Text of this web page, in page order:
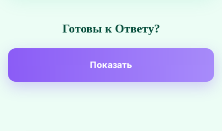
Готовы к Ответу?
Показать